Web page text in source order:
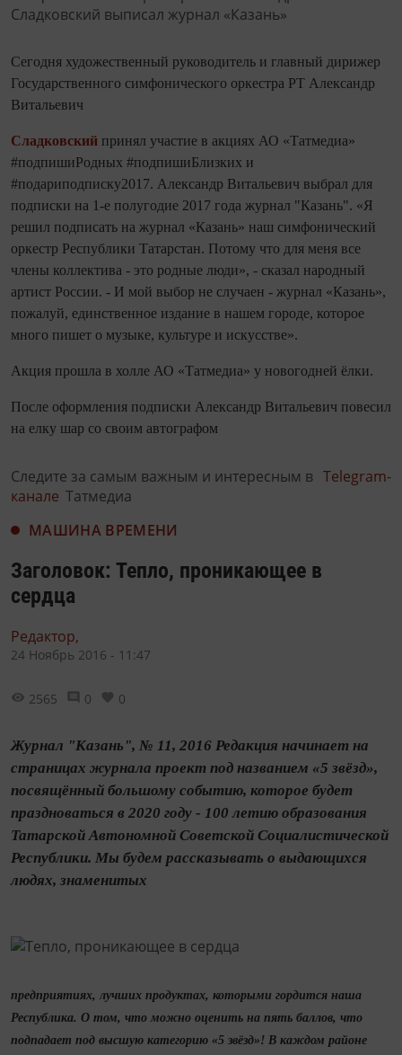
Сегодня художественный руководитель и главный дирижер
Государственного симфонического оркестра РТ Александр
Витальевич
Сладковский принял участие в акциях АО «Татмедиа»
#подпишиРодных #подпишиБлизких и
#подариподписку2017. Александр Витальевич выбрал для
подписки на 1-е полугодие 2017 года журнал "Казань". «Я
решил подписать на журнал «Казань» наш симфонический
оркестр Республики Татарстан. Потому что для меня все
члены коллектива - это родные люди», - сказал народный
артист России. - И мой выбор не случаен - журнал «Казань»,
пожалуй, единственное издание в нашем городе, которое
много пишет о музыке, культуре и искусстве».
Акция прошла в холле АО «Татмедиа» у новогодней ёлки.
После оформления подписки Александр Витальевич повесил
на елку шар со своим автографом
Следите за самым важным и интересным в Telegram-
канале Татмедиа
МАШИНА ВРЕМЕНИ
Заголовок: Тепло, проникающее в
сердца
Редактор,
24 Ноябрь 2016 - 11:47
2565 0 0
Журнал "Казань", № 11, 2016 Редакция начинает на
страницах журнала проект под названием «5 звёзд»,
посвящённый большому событию, которое будет
праздноваться в 2020 году - 100 летию образования
Татарской Автономной Советской Социалистической
Республики. Мы будем рассказывать о выдающихся
людях, знаменитых
предприятиях, лучших продуктах, которыми гордится наша
Республика. О том, что можно оценить на пять баллов, что
подпадает под высшую категорию «5 звёзд»! В каждом районе